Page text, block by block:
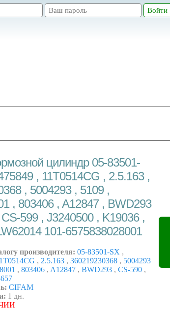
цилиндр 05-83501-
, 11T0514CG , 2.5.163 ,
, 5004293 , 5109 ,
, 803406 , A12847 , BWD293
599 , J3240500 , K19036 ,
101-6575838028001
производителя: 05-83501-SX ,
, 2.5.163 , 360219230368 , 5004293
, 803406 , A12847 , BWD293 , CS-590 ,
CIFAM
1 дн.